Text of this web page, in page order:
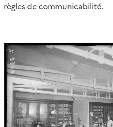
règles de communicabilité.